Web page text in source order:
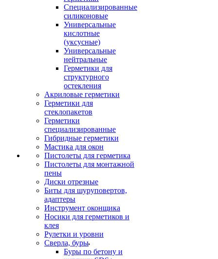
Специализированные
силиконовые
Универсальные
кислотные
(уксусные)
Универсальные
нейтральные
Герметики для
структурного
остекления
Акриловые герметики
Герметики для
стеклопакетов
Герметики
специализированные
Гибридные герметики
Мастика для окон
Пистолеты для герметика
Пистолеты для монтажной
пены
Диски отрезные
Биты для шуруповертов,
адаптеры
Инструмент оконщика
Носики для герметиков и
клея
Рулетки и уровни
Сверла, буры
Буры по бетону и